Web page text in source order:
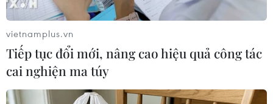
“chiến sỹ,” là trung tâm phục vụ, là chủ thể
phòng, chống dịch, chiến thắng dịch bệnh là
chiến thắng của nhân dân; triển khai đồng bộ
có hiệu quả các biện pháp y tế từ công tác xét
nghiệm, điều trị giảm tử vong, tiêm vaccine,
nhất là việc bảo đảm tiếp cận y tế của người
vietnamplus.vn
Tiếp tục đổi mới, nâng cao hiệu quả công tác
cai nghiện ma túy